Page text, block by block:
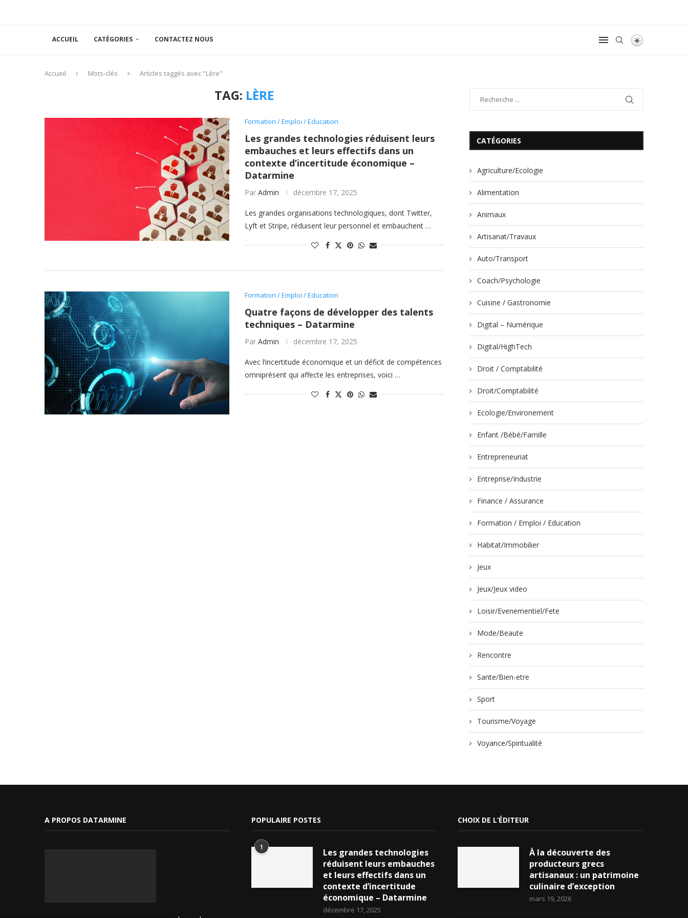
ACCUEIL CATÉGORIES CONTACTEZ NOUS
Accueil Mots-clés Articles taggés avec "Lère"
TAG: LÈRE
Formation / Emploi / Education
Les grandes technologies réduisent leurs
embauches et leurs effectifs dans un
contexte d’incertitude économique –
Datarmine
Par Admin décembre 17, 2025
Les grandes organisations technologiques, dont Twitter,
Lyft et Stripe, réduisent leur personnel et embauchent …
Formation / Emploi / Education
Quatre façons de développer des talents
techniques – Datarmine
Par Admin décembre 17, 2025
Avec l’incertitude économique et un déficit de compétences
omniprésent qui affecte les entreprises, voici …
CATÉGORIES
Agriculture/Ecologie
Alimentation
Animaux
Artisanat/Travaux
Auto/Transport
Coach/Psychologie
Cuisine / Gastronomie
Digital – Numérique
Digital/HighTech
Droit / Comptabilité
Droit/Comptabilité
Ecologie/Environement
Enfant /Bébé/Famille
Entrepreneuriat
Entreprise/Industrie
Finance / Assurance
Formation / Emploi / Education
Habitat/Immobilier
Jeux
Jeux/Jeux video
Loisir/Evenementiel/Fete
Mode/Beaute
Rencontre
Sante/Bien-etre
Sport
Tourisme/Voyage
Voyance/Spiritualité
A PROPOS DATARMINE POPULAIRE POSTES
1
Les grandes technologies
réduisent leurs embauches
et leurs effectifs dans un
contexte d’incertitude
économique – Datarmine
décembre 17, 2025
CHOIX DE L’ÉDITEUR
À la découverte des
producteurs grecs
artisanaux : un patrimoine
culinaire d’exception
mars 19, 2026